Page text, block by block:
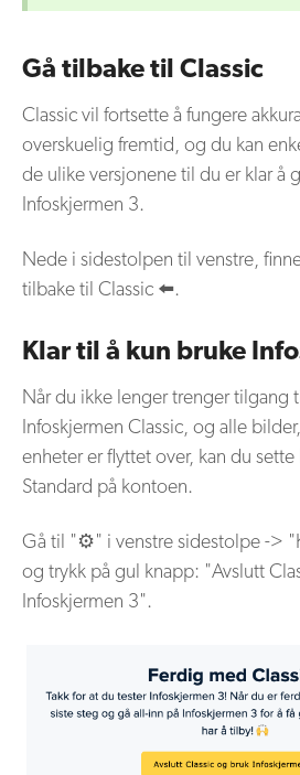
Gå tilbake til Classic
Classic vil fortsette å fungere
overskuelig fremtid, og du kan
de ulike versjonene til du er klar å
Infoskjermen 3.
Nede i sidestolpen til venstre,
tilbake til Classic ⬅️.
Klar til å kun bruke
Når du ikke lenger trenger tilgang
Infoskjermen Classic, og alle
enheter er flyttet over, kan du
Standard på kontoen.
Gå til "⚙️" i venstre sidestolpe ->
og trykk på gul knapp: "Avslutt
Infoskjermen 3".